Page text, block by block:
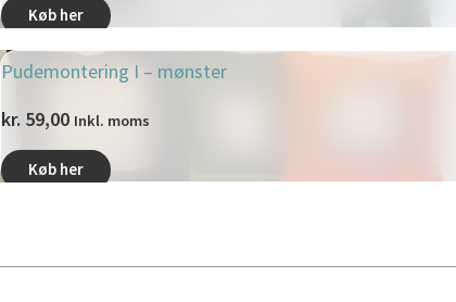
Køb her
Pudemontering I – mønster
kr. 59,00 Inkl. moms
Køb her